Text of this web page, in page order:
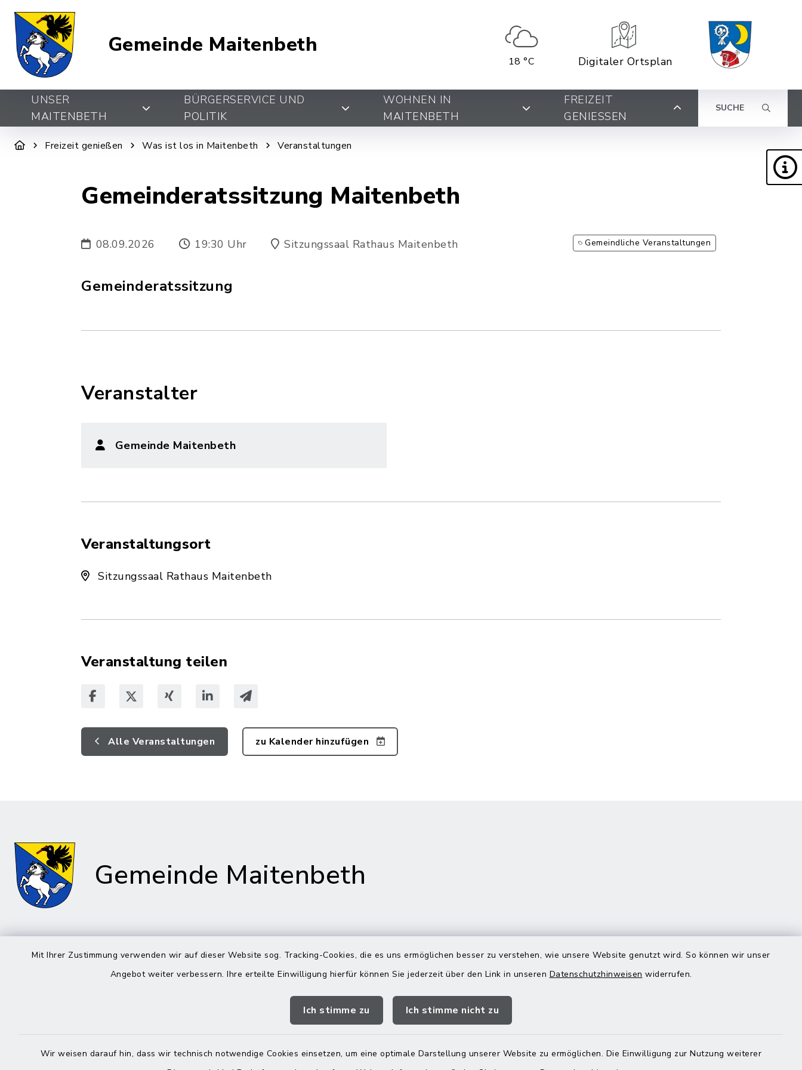
Mit Ihrer Zustimmung verwenden wir auf dieser Website sog. Tracking-Cookies, die es uns ermöglichen besser zu verstehen, wie unsere Website genutzt wird. So können wir unser
Angebot weiter verbessern. Ihre erteilte Einwilligung hierfür können Sie jederzeit über den Link in unseren Datenschutzhinweisen widerrufen.
Ich stimme zu Ich stimme nicht zu
Wir weisen darauf hin, dass wir technisch notwendige Cookies einsetzen, um eine optimale Darstellung unserer Website zu ermöglichen. Die Einwilligung zur Nutzung weiterer
Gemeinde Maitenbeth
18 °C Digitaler Ortsplan
UNSER
MAITENBETH
BÜRGERSERVICE UND
POLITIK
WOHNEN IN
MAITENBETH
FREIZEIT
GENIESSEN
SUCHE
Freizeit genießen Was ist los in Maitenbeth Veranstaltungen
Gemeinderatssitzung Maitenbeth
08.09.2026 19:30 Uhr Sitzungssaal Rathaus Maitenbeth Gemeindliche Veranstaltungen
Gemeinderatssitzung
Veranstalter
Gemeinde Maitenbeth
Veranstaltungsort
Sitzungssaal Rathaus Maitenbeth
Veranstaltung teilen
Alle Veranstaltungen zu Kalender hinzufügen
Gemeinde Maitenbeth
Rathaus in Maitenbeth
08076 9166-20
Öffnungszeiten
08:00-12:00 Uhr
13:00-18:00 Uhr
Rathaus in
Rechtmehring
Korbiniansweg 3
83562 Rechtmehring
08076 8595
Quicklinks
Landratsamt Mühldorf